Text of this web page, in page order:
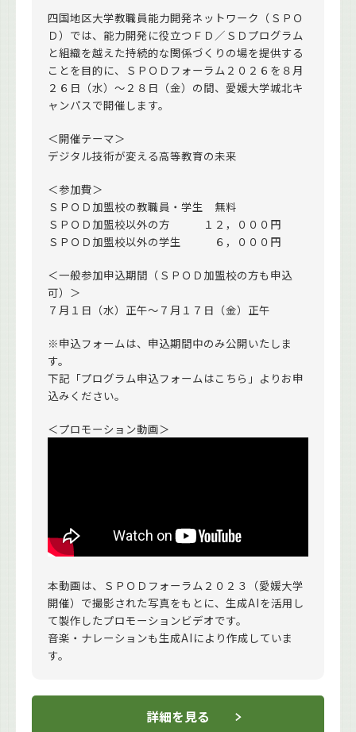
四国地区大学教職員能力開発ネットワーク（ＳＰＯ
Ｄ）では、能力開発に役立つＦＤ／ＳＤプログラム
と組織を越えた持続的な関係づくりの場を提供する
ことを目的に、ＳＰＯＤフォーラム２０２６を８月
２６日（水）～２８日（金）の間、愛媛大学城北キ
ャンパスで開催します。
＜開催テーマ＞
デジタル技術が変える高等教育の未来
＜参加費＞
ＳＰＯＤ加盟校の教職員・学生 無料
ＳＰＯＤ加盟校以外の方 １２，０００円
ＳＰＯＤ加盟校以外の学生 ６，０００円
＜一般参加申込期間（ＳＰＯＤ加盟校の方も申込
可）＞
７月１日（水）正午～７月１７日（金）正午
※申込フォームは、申込期間中のみ公開いたしま
す。
下記「プログラム申込フォームはこちら」よりお申
込みください。
＜プロモーション動画＞
本動画は、ＳＰＯＤフォーラム２０２３（愛媛大学
開催）で撮影された写真をもとに、生成AIを活用し
て製作したプロモーションビデオです。
音楽・ナレーションも生成AIにより作成していま
す。
詳細を見る